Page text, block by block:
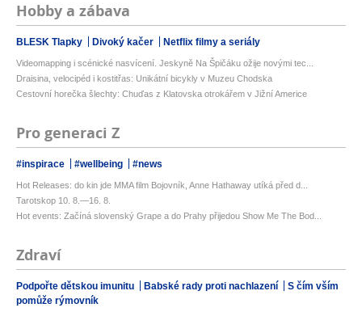
Hobby a zábava
BLESK Tlapky Divoký kačer Netflix filmy a seriály
Videomapping i scénické nasvícení. Jeskyně Na Špičáku ožije novými tec...
Draisina, velocipéd i kostitřas: Unikátní bicykly v Muzeu Chodska
Cestovní horečka šlechty: Chuďas z Klatovska otrokářem v Jižní Americe
Pro generaci Z
#inspirace #wellbeing #news
Hot Releases: do kin jde MMA film Bojovník, Anne Hathaway utíká před d...
Tarotskop 10. 8.—16. 8.
Hot events: Začíná slovenský Grape a do Prahy přijedou Show Me The Bod...
Zdraví
Podpořte dětskou imunitu Babské rady proti nachlazení
S čím vším
pomůže rýmovník